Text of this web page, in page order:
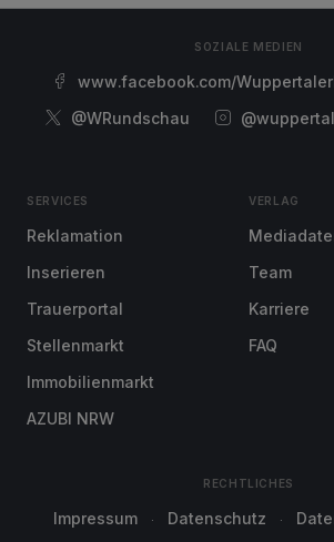
SOZIALE MEDIEN
www.facebook.com/
@WRundschau
SERVICES
Reklamation
Inserieren
Trauerportal
Stellenmarkt
Immobilienmarkt
AZUBI NRW
VERLAG
Team
Karriere
FAQ
RECHTLICHES
Impressum Datenschutz